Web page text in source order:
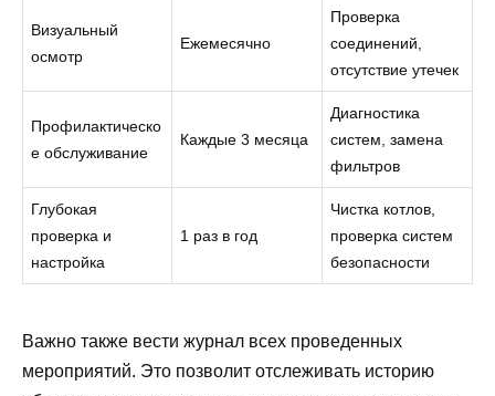
Визуальный
осмотр
Ежемесячно
Проверка
соединений,
отсутствие утечек
Профилактическо
е обслуживание
Каждые 3 месяца
Диагностика
систем, замена
фильтров
Глубокая
проверка и
настройка
1 раз в год
Чистка котлов,
проверка систем
безопасности
Важно также вести журнал всех проведенных
мероприятий. Это позволит отслеживать историю